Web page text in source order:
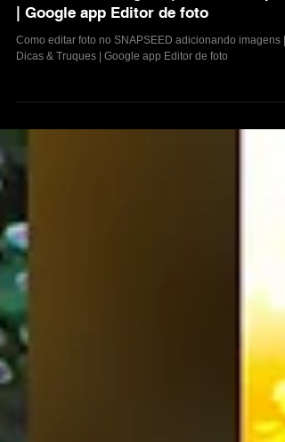
Como editar foto no SNAPSEED
adicionando imagens | Dicas & Truques
| Google app Editor de foto
Dicas & Truques | Google app Editor de foto